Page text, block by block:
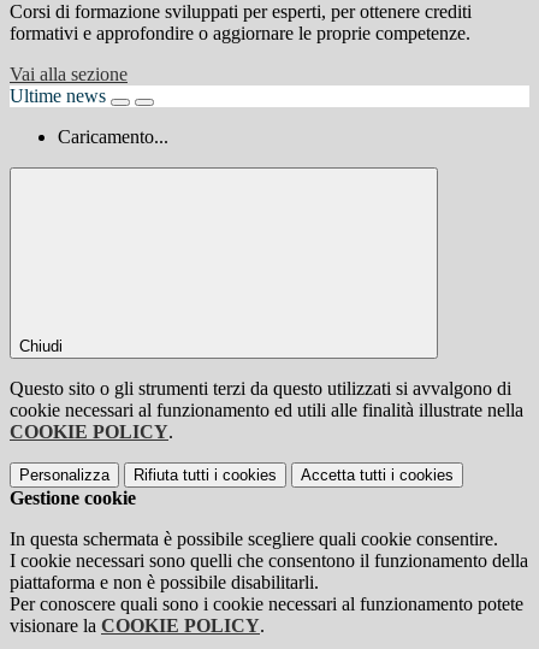
Corsi di formazione sviluppati per esperti, per ottenere crediti
formativi e approfondire o aggiornare le proprie competenze.
Vai alla sezione
Ultime news
Caricamento...
Chiudi
Questo sito o gli strumenti terzi da questo utilizzati si avvalgono di
cookie necessari al funzionamento ed utili alle finalità illustrate nella
COOKIE POLICY.
Personalizza Rifiuta tutti i cookies Accetta tutti i cookies
Gestione cookie
In questa schermata è possibile scegliere quali cookie consentire.
I cookie necessari sono quelli che consentono il funzionamento della
piattaforma e non è possibile disabilitarli.
Per conoscere quali sono i cookie necessari al funzionamento potete
visionare la COOKIE POLICY.